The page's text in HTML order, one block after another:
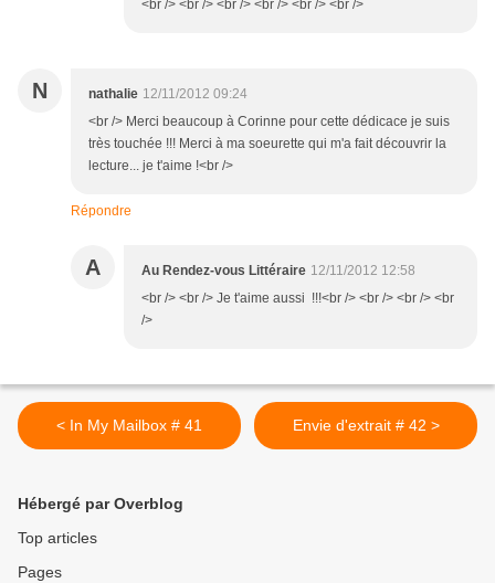
<br /> <br /> <br /> <br /> <br /> <br />
N nathalie 12/11/2012 09:24
<br /> Merci beaucoup à Corinne pour cette dédicace je suis
très touchée !!! Merci à ma soeurette qui m'a fait découvrir la
lecture... je t'aime !<br />
Répondre
A Au Rendez-vous Littéraire 12/11/2012 12:58
<br /> <br /> Je t'aime aussi !!!<br /> <br /> <br /> <br
/>
< In My Mailbox # 41 Envie d'extrait # 42 >
Hébergé par Overblog
Top articles
Pages